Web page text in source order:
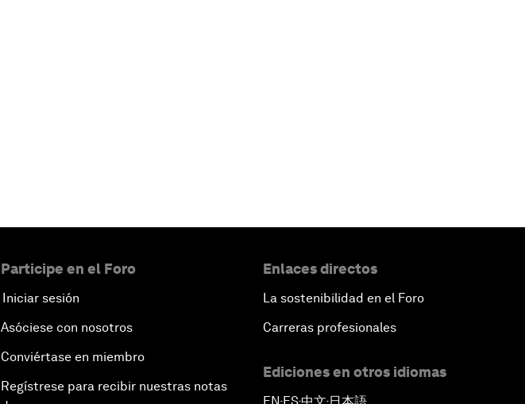
Participe en el Foro
Iniciar sesión
Asóciese con nosotros
Conviértase en miembro
Regístrese para recibir nuestras notas
Enlaces directos
La sostenibilidad en el Foro
Carreras profesionales
Ediciones en otros idiomas
▪ ▪ ▪